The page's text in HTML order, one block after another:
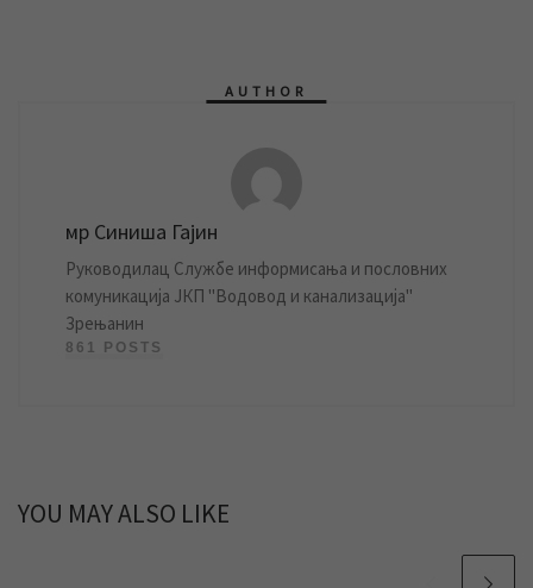
AUTHOR
мр Синиша Гајин
Руководилац Службе информисања и пословних
комуникација ЈКП "Водовод и канализација"
Зрењанин
861 POSTS
YOU MAY ALSO LIKE